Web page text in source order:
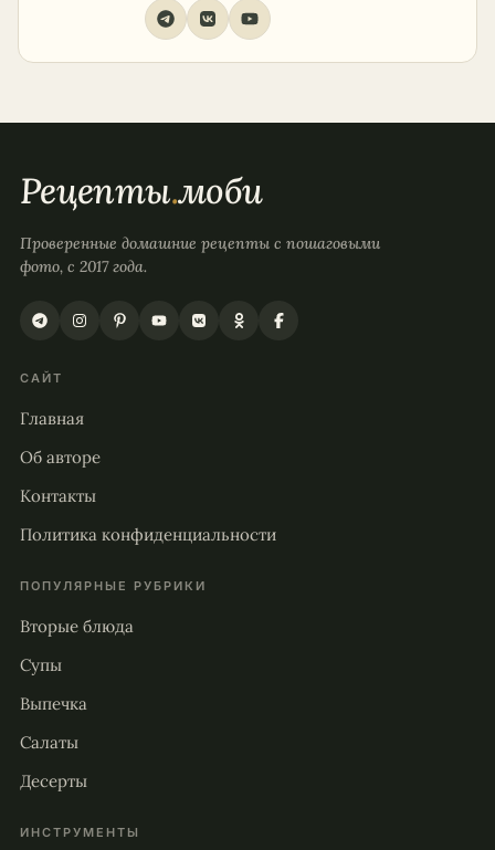
Рецепты.моби
Проверенные домашние рецепты с пошаговыми
фото, с 2017 года.
САЙТ
Главная
Об авторе
Контакты
Политика конфиденциальности
ПОПУЛЯРНЫЕ РУБРИКИ
Вторые блюда
Супы
Выпечка
Салаты
Десерты
ИНСТРУМЕНТЫ